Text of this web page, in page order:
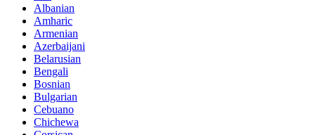
Albanian
Amharic
Armenian
Azerbaijani
Belarusian
Bengali
Bosnian
Bulgarian
Cebuano
Chichewa